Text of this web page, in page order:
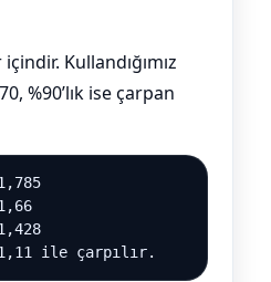
Kullandığımız
%90’lık ise çarpan
ile çarpılır.